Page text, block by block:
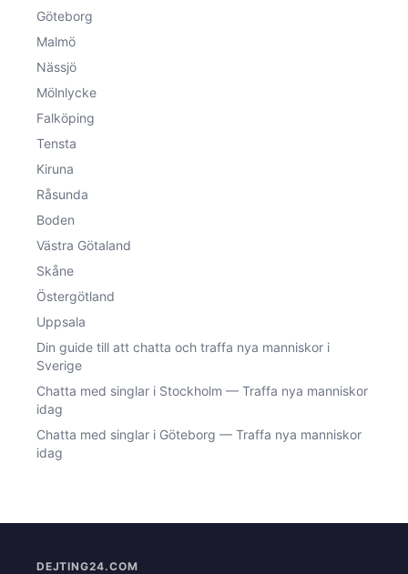
Göteborg
Malmö
Nässjö
Mölnlycke
Falköping
Tensta
Kiruna
Råsunda
Boden
Västra Götaland
Skåne
Östergötland
Uppsala
Din guide till att chatta och traffa nya manniskor i
Sverige
Chatta med singlar i Stockholm — Traffa nya manniskor
idag
Chatta med singlar i Göteborg — Traffa nya manniskor
idag
DEJTING24.COM